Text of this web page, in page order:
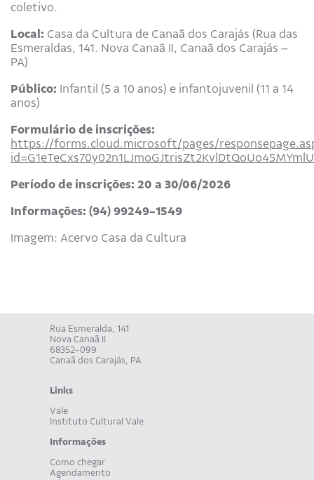
coletivo.
Local: Casa da Cultura de Canaã dos Carajás (Rua das
Esmeraldas, 141. Nova Canaã II, Canaã dos Carajás –
PA)
Público: Infantil (5 a 10 anos) e infantojuvenil (11 a 14
anos)
Formulário de inscrições:
https://forms.cloud.microsoft/pages/
Período de inscrições: 20 a 30/06/2026
Informações: (94) 99249-1549
Imagem: Acervo Casa da Cultura
Rua Esmeralda, 141
Nova Canaã II
68352-099
Canaã dos Carajás, PA
Links
Vale
Instituto Cultural Vale
Informações
Como chegar
Agendamento